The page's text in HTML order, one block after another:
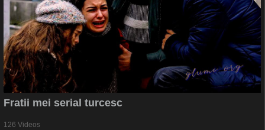
Fratii mei serial turcesc
126 Videos